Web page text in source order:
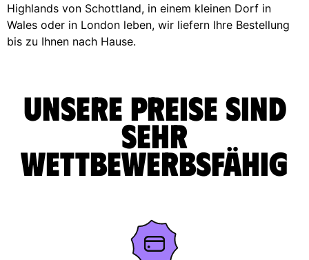
Highlands von Schottland, in einem kleinen Dorf in
Wales oder in London leben, wir liefern Ihre Bestellung
bis zu Ihnen nach Hause.
Unsere Preise sind
sehr
wettbewerbsfähig